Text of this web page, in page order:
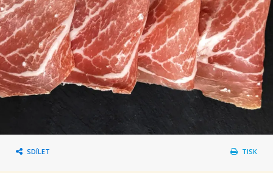
SDÍLET TISK